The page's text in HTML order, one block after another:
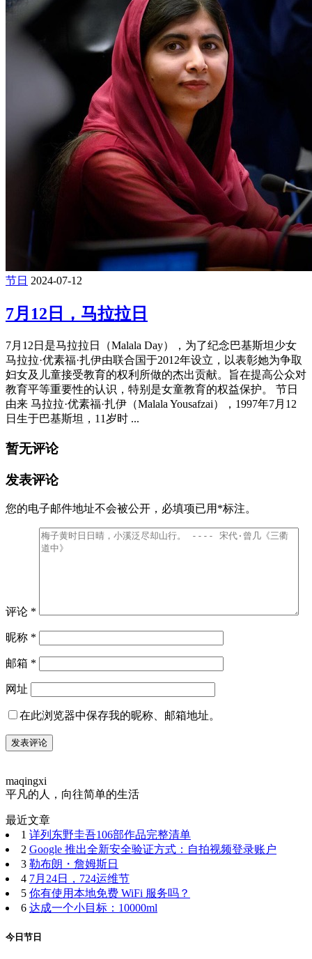
节日 2024-07-12
7月12日，马拉拉日
7月12日是马拉拉日（Malala Day），为了纪念‌巴基斯坦少女‌
马拉拉·优素福·扎伊由联合国于2012年设立，以表彰她为争取
妇女及儿童接受教育的权利所做的杰出贡献。旨在提高公众对
教育平等重要性的认识，特别是女童教育的权益保护。 节日
由来 马拉拉·优素福·扎伊（Malala Yousafzai），1997年7月12
日生于巴基斯坦，11岁时 ...
暂无评论
发表评论
您的电子邮件地址不会被公开， 必填项已用 *标注。
评论 *
昵称 *
邮箱 *
网址
在此浏览器中保存我的昵称、邮箱地址。
maqingxi
平凡的人，向往简单的生活
最近文章
1 详列东野圭吾106部作品完整清单
2 Google 推出全新安全验证方式：自拍视频登录账户
3 勒布朗・詹姆斯日
4 7月24日，724运维节
5 你有使用本地免费 WiFi 服务吗？
6 达成一个小目标：10000ml
今日节日